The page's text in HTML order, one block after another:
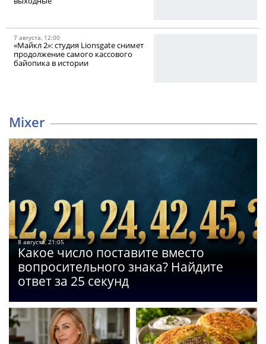
7 августа, 12:00
«Майкл 2»: студия Lionsgate снимет
продолжение самого кассового
байопика в истории
Mixer
8 августа, 21:05
Какое число поставите вместо
вопросительного знака? Найдите
ответ за 25 секунд